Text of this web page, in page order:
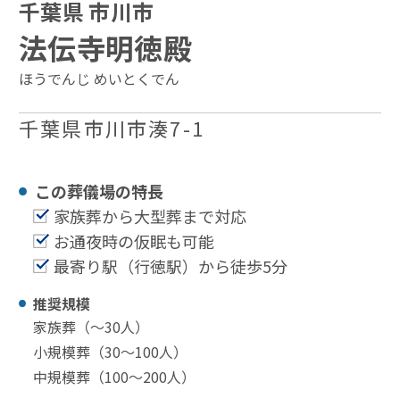
千葉県 市川市
法伝寺明徳殿
ほうでんじ めいとくでん
千葉県市川市湊7-1
この葬儀場の特⻑
家族葬から大型葬まで対応
お通夜時の仮眠も可能
最寄り駅（行徳駅）から徒歩5分
推奨規模
家族葬（〜30⼈）
小規模葬（30〜100⼈）
中規模葬（100〜200⼈）